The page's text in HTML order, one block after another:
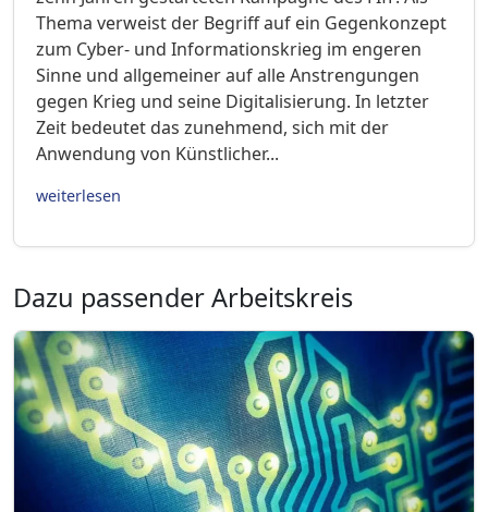
Thema verweist der Begriff auf ein Gegenkonzept
zum Cyber- und Informationskrieg im engeren
Sinne und allgemeiner auf alle Anstrengungen
gegen Krieg und seine Digitalisierung. In letzter
Zeit bedeutet das zunehmend, sich mit der
Anwendung von Künstlicher...
weiterlesen
Dazu passender Arbeitskreis